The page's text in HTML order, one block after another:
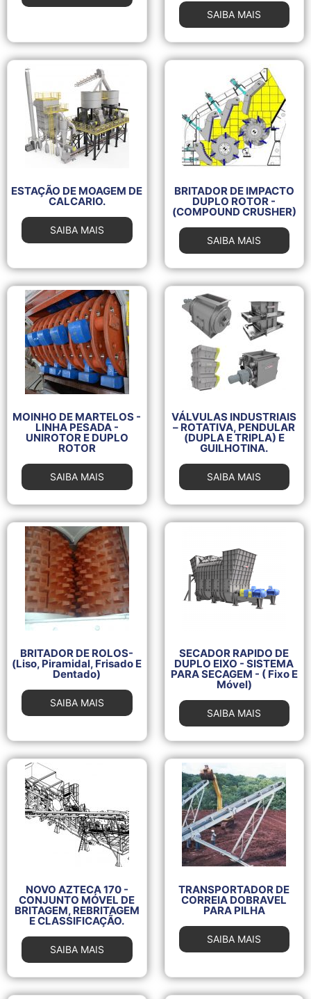
SAIBA MAIS
ESTAÇÃO DE MOAGEM DE
CALCARIO.
SAIBA MAIS
BRITADOR DE IMPACTO
DUPLO ROTOR -
(COMPOUND CRUSHER)
SAIBA MAIS
MOINHO DE MARTELOS -
LINHA PESADA -
UNIROTOR E DUPLO
ROTOR
SAIBA MAIS
VÁLVULAS INDUSTRIAIS
– ROTATIVA, PENDULAR
(DUPLA E TRIPLA) E
GUILHOTINA.
SAIBA MAIS
BRITADOR DE ROLOS-
(Liso, Piramidal, Frisado E
Dentado)
SAIBA MAIS
SECADOR RAPIDO DE
DUPLO EIXO - SISTEMA
PARA SECAGEM - ( Fixo E
Móvel)
SAIBA MAIS
NOVO AZTECA 170 -
CONJUNTO MÓVEL DE
BRITAGEM, REBRITAGEM
E CLASSIFICAÇÃO.
SAIBA MAIS
TRANSPORTADOR DE
CORREIA DOBRAVEL
PARA PILHA
SAIBA MAIS